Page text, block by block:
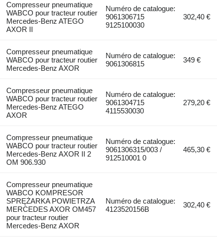
Compresseur pneumatique
WABCO pour tracteur routier
Mercedes-Benz ATEGO
AXOR II
Numéro de catalogue:
9061306715
9125100030
302,40 €
Compresseur pneumatique
WABCO pour tracteur routier
Mercedes-Benz AXOR
Numéro de catalogue:
9061306815
349 €
Compresseur pneumatique
WABCO pour tracteur routier
Mercedes-Benz ATEGO
AXOR
Numéro de catalogue:
9061304715
4115530030
279,20 €
Compresseur pneumatique
WABCO pour tracteur routier
Mercedes-Benz AXOR II 2
OM 906.930
Numéro de catalogue:
9061306315/003 /
912510001 0
465,30 €
Compresseur pneumatique
WABCO KOMPRESOR
SPRĘŻARKA POWIETRZA
MERCEDES AXOR OM457
pour tracteur routier
Mercedes-Benz AXOR
Numéro de catalogue:
4123520156B
302,40 €